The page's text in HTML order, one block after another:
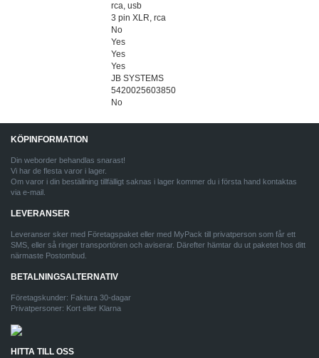
rca, usb
3 pin XLR, rca
No
Yes
Yes
Yes
JB SYSTEMS
5420025603850
No
KÖPINFORMATION
Din weborder behandlas snarast!
Vi har de flesta varor i lager.
Om varor i din beställning tillfälligt saknas i lager kommer du i första hand kontaktas
via e-mail.
LEVERANSER
Leveranser sker med Företagspaket eller med MyPack till privatperson som får ett
SMS, eller så ringer transportören och aviserar. Därefter hämtar du ut paketet hos ditt
närmaste Postombud.
BETALNINGSALTERNATIV
Företagskunder: Faktura 30-dagar
Privatpersoner: Kort eller Klarna
HITTA TILL OSS